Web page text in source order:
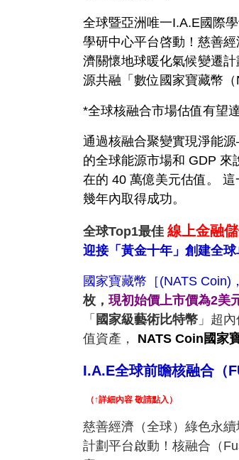
全球暨亞洲唯一I.A.E國際
學研中心平台啓動！慈善
濟關懷地球暖化氣候變遷
源共融「數位國家寶藏幣
*全球核融合市場估值有望
通過核融合聚變實現淨能
的全球能源市場和 GDP 來
在的 40 萬億美元估值。 這
幾年內取得成功。
全球Top1最佳 線上金融
迎接「黃金十年」創建全
國家寶藏幣［(NATS Coin)
枚， 現初始價上市價為2美
「 國家級藝術比特幣 」超
值資產，
NATS Coin國家
I.A.E全球前瞻核融合（
（↑詳細內容 敬請點入）
慈善經濟（全球）綠色永
計劃平台啟動！ 核融合（